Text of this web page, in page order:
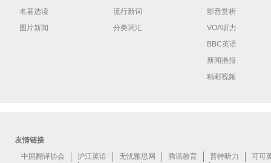
名著选读
图片新闻
流行新词
分类词汇
影音赏析
VOA听力
BBC英语
新闻播报
精彩视频